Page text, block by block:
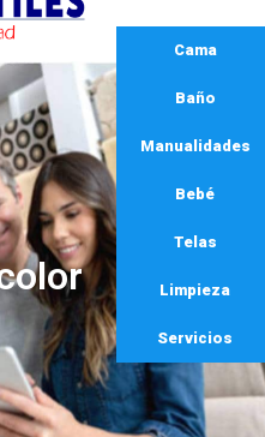
Cama
Baño
Manualidades
Bebé
Telas
Limpieza
Servicios